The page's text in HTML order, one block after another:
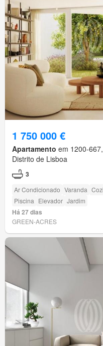
1 750 000 €
Apartamento em 1200-
Distrito de Lisboa
3
Ar Condicionado Varanda
Piscina Elevador Jardim
Há 27 dias
GREEN-ACRES